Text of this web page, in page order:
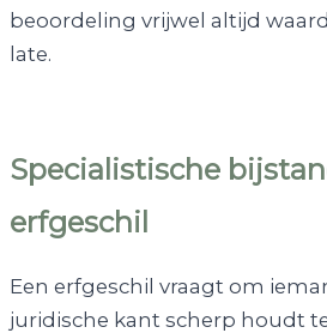
beoordeling vrijwel altijd
late.
Specialistische
erfgeschil
Een erfgeschil vraagt om
juridische kant scherp houdt